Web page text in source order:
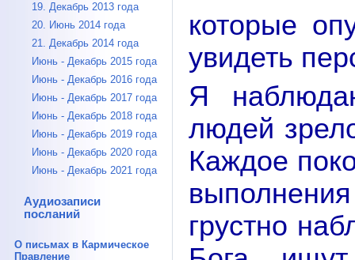
19. Декабрь 2013 года
20. Июнь 2014 года
21. Декабрь 2014 года
Июнь - Декабрь 2015 года
Июнь - Декабрь 2016 года
Июнь - Декабрь 2017 года
Июнь - Декабрь 2018 года
Июнь - Декабрь 2019 года
Июнь - Декабрь 2020 года
Июнь - Декабрь 2021 года
Аудиозаписи
посланий
О письмах в Кармическое
Правление
которые
увидеть
Я
людей
Каждое
грустно